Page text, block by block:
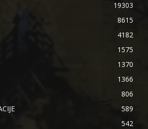
19303
8615
4182
1575
1370
1366
806
589
542